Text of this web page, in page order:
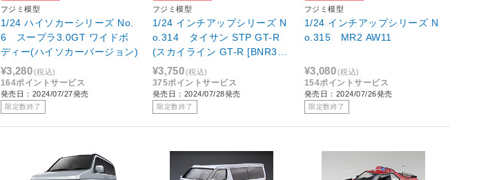
フジミ模型
1/24 ハイソカーシリーズ No.
6 スープラ3.0GT ワイドボ
ディー(ハイソカーバージョン)
¥3,280(税込)
164ポイントサービス
発売日：2024/07/27発売
限定数終了
フジミ模型
1/24 インチアップシリーズ N
o.314 タイサン STP GT-R
(スカイライン GT-R [BNR32
Gr.A仕様] )1993
¥3,750(税込)
375ポイントサービス
発売日：2024/07/28発売
限定数終了
フジミ模型
1/24 インチアップシリーズ N
o.315 MR2 AW11
¥3,080(税込)
154ポイントサービス
発売日：2024/07/26発売
限定数終了